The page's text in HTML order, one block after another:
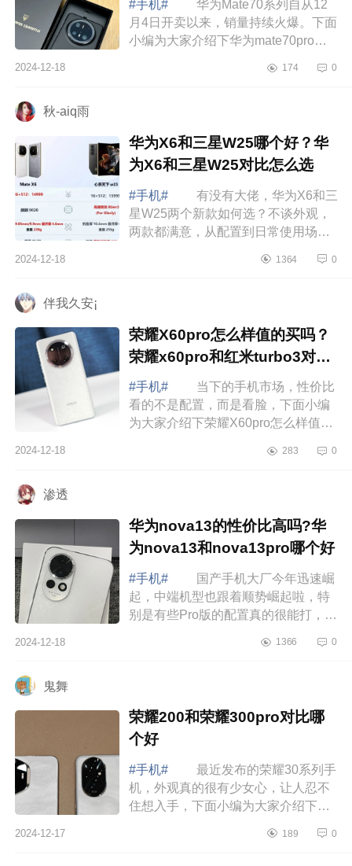
#手机#
华为Mate70系列自从12
月4日开卖以来，销量持续火爆。下面
小编为大家介绍下华为mate70pro测
iPhone16Pro哪款拍照好 华为
2024-12-18 174 0
秋-aiq雨
华为X6和三星W25哪个好？华
为X6和三星W25对比怎么选
#手机#
有没有大佬，华为X6和三
星W25两个新款如何选？不谈外观，
两款都满意，从配置到日常使用场景
介绍下华为X6和三星W25哪个好？华
2024-12-18 1364 0
伴我久安¡
荣耀X60pro怎么样值的买吗？
荣耀x60pro和红米turbo3对比
哪个好
#手机#
当下的手机市场，性价比
看的不是配置，而是看脸，下面小编
为大家介绍下荣耀X60pro怎么样值的
哪个好 荣耀X60pro怎么样值的买
2024-12-18 283 0
渗透
华为nova13的性价比高吗?华
为nova13和nova13pro哪个好
#手机#
国产手机大厂今年迅速崛
起，中端机型也跟着顺势崛起啦，特
别是有些Pro版的配置真的很能打，下
价比高吗?华为nova13和nova13pro哪
2024-12-18 1366 0
鬼舞
荣耀200和荣耀300pro对比哪
个好
#手机#
最近发布的荣耀30系列手
机，外观真的很有少女心，让人忍不
住想入手，下面小编为大家介绍下荣
荣耀200和荣耀300pro对比哪个
2024-12-17 189 0